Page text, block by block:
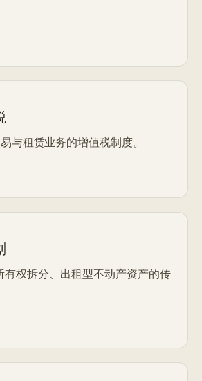
与租赁业务的增值税制度。
权拆分、出租型不动产资产的传